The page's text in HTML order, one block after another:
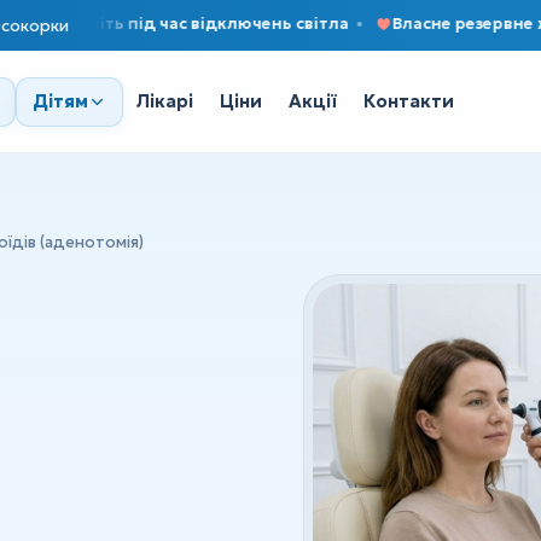
під час відключень світла Власне резервне
Дітям Лікарі Ціни Акції Контакти
(аденотомія)